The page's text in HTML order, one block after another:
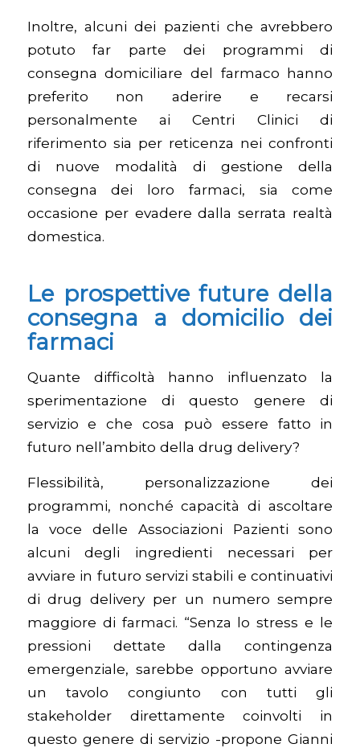
Inoltre, alcuni dei pazienti che avrebbero
potuto far parte dei programmi di
consegna domiciliare del farmaco hanno
preferito non aderire e recarsi
personalmente ai Centri Clinici di
riferimento sia per reticenza nei confronti
di nuove modalità di gestione della
consegna dei loro farmaci, sia come
occasione per evadere dalla serrata realtà
domestica.
Le prospettive future della
consegna a domicilio dei
farmaci
Quante difficoltà hanno influenzato la
sperimentazione di questo genere di
servizio e che cosa può essere fatto in
futuro nell’ambito della drug delivery?
Flessibilità, personalizzazione dei
programmi, nonché capacità di ascoltare
la voce delle Associazioni Pazienti sono
alcuni degli ingredienti necessari per
avviare in futuro servizi stabili e continuativi
di drug delivery per un numero sempre
maggiore di farmaci. “Senza lo stress e le
pressioni dettate dalla contingenza
emergenziale, sarebbe opportuno avviare
un tavolo congiunto con tutti gli
stakeholder direttamente coinvolti in
questo genere di servizio -propone Gianni